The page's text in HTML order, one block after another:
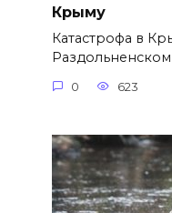
Крыму
Катастрофа в
Раздольненском
0 623